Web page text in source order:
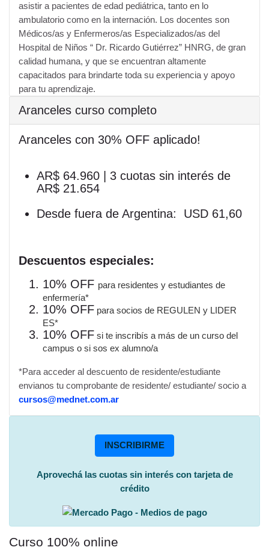
asistir a pacientes de edad pediátrica, tanto en lo
ambulatorio como en la internación. Los docentes son
Médicos/as y Enfermeros/as Especializados/as del
Hospital de Niños “ Dr. Ricardo Gutiérrez” HNRG, de gran
calidad humana, y que se encuentran altamente
capacitados para brindarte toda su experiencia y apoyo
para tu aprendizaje.
Aranceles curso completo
Aranceles con 30% OFF aplicado!
AR$ 64.960 | 3 cuotas sin interés de
AR$ 21.654
Desde fuera de Argentina: USD 61,60
Descuentos especiales:
10% OFF para residentes y estudiantes de
enfermería*
10% OFF para socios de REGULEN y LIDER
ES*
10% OFF si te inscribís a más de un curso del
campus o si sos ex alumno/a
*Para acceder al descuento de residente/estudiante
envianos tu comprobante de residente/ estudiante/ socio a
cursos@mednet.com.ar
INSCRIBIRME
Aprovechá las cuotas sin interés con tarjeta de
crédito
Curso 100% online